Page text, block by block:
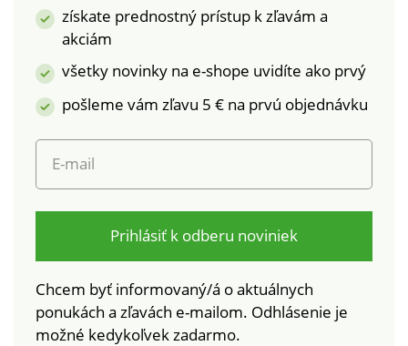
získate prednostný prístup k zľavám a
akciám
všetky novinky na e-shope uvidíte ako prvý
pošleme vám zľavu 5 € na prvú objednávku
E-mail
Prihlásiť k odberu noviniek
Chcem byť informovaný/á o aktuálnych
ponukách a zľavách e-mailom. Odhlásenie je
možné kedykoľvek zadarmo.